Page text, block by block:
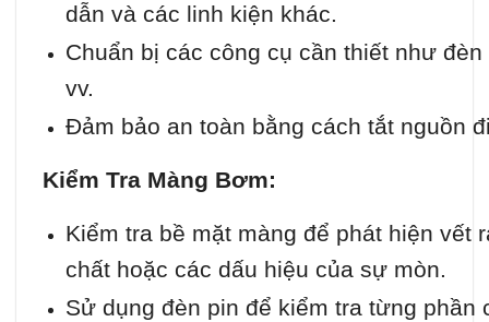
dẫn và các linh kiện khác.
Chuẩn bị các công cụ cần thiết như
vv.
Đảm bảo an toàn bằng cách tắt nguồn
Kiểm Tra Màng Bơm:
Kiểm tra bề mặt màng để phát hiện vết
chất hoặc các dấu hiệu của sự mòn.
Sử dụng đèn pin để kiểm tra từng phần